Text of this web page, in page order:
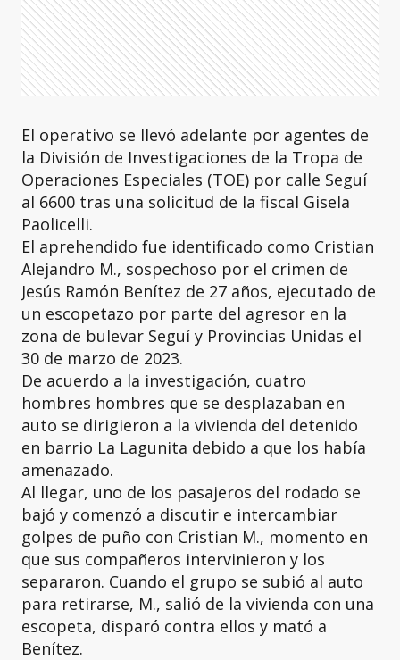
El operativo se llevó adelante por agentes de
la División de Investigaciones de la Tropa de
Operaciones Especiales (TOE) por calle Seguí
al 6600 tras una solicitud de la fiscal Gisela
Paolicelli.
El aprehendido fue identificado como Cristian
Alejandro M., sospechoso por el crimen de
Jesús Ramón Benítez de 27 años, ejecutado de
un escopetazo por parte del agresor en la
zona de bulevar Seguí y Provincias Unidas el
30 de marzo de 2023.
De acuerdo a la investigación, cuatro
hombres hombres que se desplazaban en
auto se dirigieron a la vivienda del detenido
en barrio La Lagunita debido a que los había
amenazado.
Al llegar, uno de los pasajeros del rodado se
bajó y comenzó a discutir e intercambiar
golpes de puño con Cristian M., momento en
que sus compañeros intervinieron y los
separaron. Cuando el grupo se subió al auto
para retirarse, M., salió de la vivienda con una
escopeta, disparó contra ellos y mató a
Benítez.